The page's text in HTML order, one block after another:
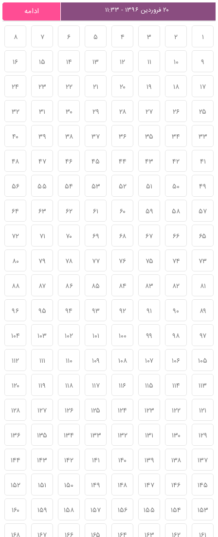
۲۰ فروردین ۱۳۹۶ - ۱۱:۳۳ ادامه
۱ ۲ ۳ ۴ ۵ ۶ ۷ ۸
۹ ۱۰ ۱۱ ۱۲ ۱۳ ۱۴ ۱۵ ۱۶
۱۷ ۱۸ ۱۹ ۲۰ ۲۱ ۲۲ ۲۳ ۲۴
۲۵ ۲۶ ۲۷ ۲۸ ۲۹ ۳۰ ۳۱ ۳۲
۳۳ ۳۴ ۳۵ ۳۶ ۳۷ ۳۸ ۳۹ ۴۰
۴۱ ۴۲ ۴۳ ۴۴ ۴۵ ۴۶ ۴۷ ۴۸
۴۹ ۵۰ ۵۱ ۵۲ ۵۳ ۵۴ ۵۵ ۵۶
۵۷ ۵۸ ۵۹ ۶۰ ۶۱ ۶۲ ۶۳ ۶۴
۶۵ ۶۶ ۶۷ ۶۸ ۶۹ ۷۰ ۷۱ ۷۲
۷۳ ۷۴ ۷۵ ۷۶ ۷۷ ۷۸ ۷۹ ۸۰
۸۱ ۸۲ ۸۳ ۸۴ ۸۵ ۸۶ ۸۷ ۸۸
۸۹ ۹۰ ۹۱ ۹۲ ۹۳ ۹۴ ۹۵ ۹۶
۹۷ ۹۸ ۹۹ ۱۰۰ ۱۰۱ ۱۰۲ ۱۰۳ ۱۰۴
۱۰۵ ۱۰۶ ۱۰۷ ۱۰۸ ۱۰۹ ۱۱۰ ۱۱۱ ۱۱۲
۱۱۳ ۱۱۴ ۱۱۵ ۱۱۶ ۱۱۷ ۱۱۸ ۱۱۹ ۱۲۰
۱۲۱ ۱۲۲ ۱۲۳ ۱۲۴ ۱۲۵ ۱۲۶ ۱۲۷ ۱۲۸
۱۲۹ ۱۳۰ ۱۳۱ ۱۳۲ ۱۳۳ ۱۳۴ ۱۳۵ ۱۳۶
۱۳۷ ۱۳۸ ۱۳۹ ۱۴۰ ۱۴۱ ۱۴۲ ۱۴۳ ۱۴۴
۱۴۵ ۱۴۶ ۱۴۷ ۱۴۸ ۱۴۹ ۱۵۰ ۱۵۱ ۱۵۲
۱۵۳ ۱۵۴ ۱۵۵ ۱۵۶ ۱۵۷ ۱۵۸ ۱۵۹ ۱۶۰